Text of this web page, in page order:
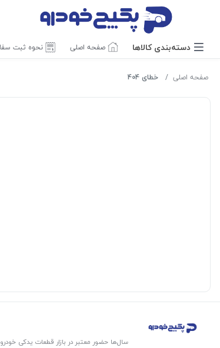
دسته‌بندی‌ کالاها صفحه اصلی نحوه ثبت
صفحه اصلی خطای 404
سال‌ها حضور معتبر در بازار قطعات یدکی